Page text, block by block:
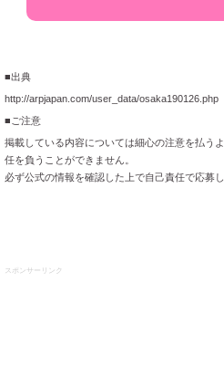
■出典
http://arpjapan.com/user_data/osaka190126.php
■ご注意
掲載している内容については細心の注意を払う
任を負うことができません。
必ず公式の情報を確認した上で自己責任で応募し
スポンサーリンク